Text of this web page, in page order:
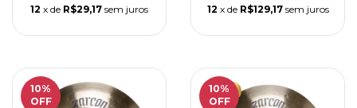
12 x de R$29,17 sem juros
12 x de R$129,17 sem juros
10%
OFF
10%
OFF